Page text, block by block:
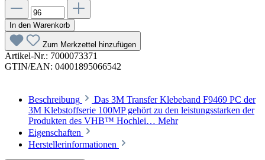
In den Warenkorb
Zum Merkzettel hinzufügen
Artikel-Nr.: 7000073371
GTIN/EAN: 04001895066542
Beschreibung
Das 3M Transfer Klebeband F9469 PC der
3M Klebstoffserie 100MP gehört zu den leistungsstarken der
Produkten des VHB™ Hochlei… Mehr
Eigenschaften
Herstellerinformationen